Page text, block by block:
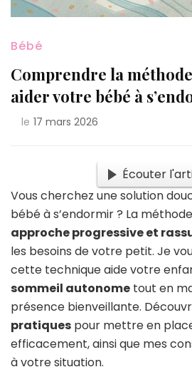
Bébé
Comprendre la méthode
aider votre bébé à
le 17 mars 2026
Écouter
Vous cherchez une solution
bébé à s’endormir ? La
approche progressive et
les besoins de votre petit. Je
cette technique aide votre
sommeil autonome tout en
présence bienveillante.
pratiques pour mettre en
efficacement, ainsi que mes
à votre situation.